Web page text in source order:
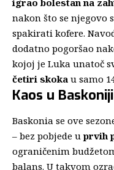
igrao bolestan na
nakon što se njegovo
spakirati kofere.
dodatno pogoršao
kojoj je Luka unatoč
četiri skoka u samo
Kaos u
Baskonia se ove
– bez pobjede uprvih
ograničenim
balans. U takvom